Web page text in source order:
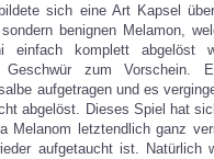
sich eine Art Kapsel
benignen Melamon,
einfach komplett abgelöst
zum Vorschein.
aufgetragen und es
abgelöst. Dieses Spiel hat
Melanom letztendlich ganz
aufgetaucht ist. Natürlich